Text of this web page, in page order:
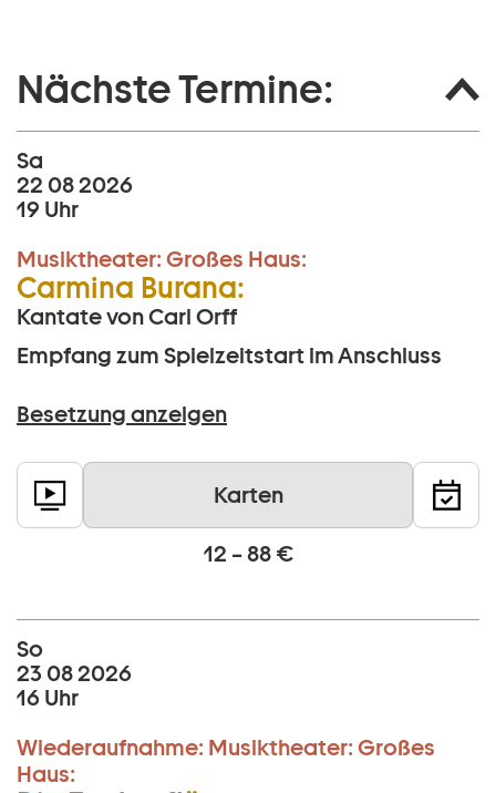
Nächste Termine:
Sa
22 08 2026
19 Uhr
Musiktheater: Großes Haus:
Carmina Burana:
Kantate von Carl Orff
Empfang zum Spielzeitstart im Anschluss
Besetzung anzeigen
Karten
12 – 88 €
So
23 08 2026
16 Uhr
Wiederaufnahme: Musiktheater: Großes
Haus: